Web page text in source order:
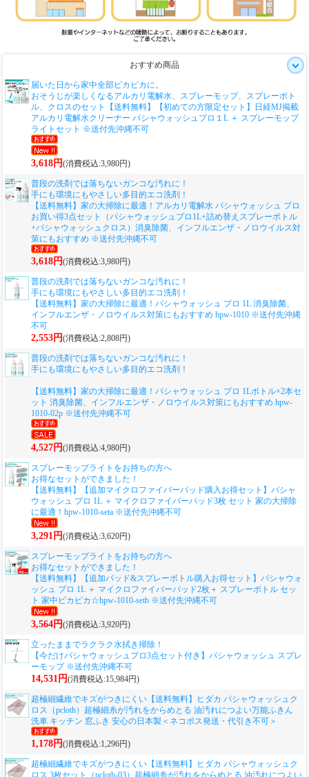
おすすめ商品
届いた日から家中全部ピカピカに。
おそうじが楽しくなるアルカリ電解水、スプレーモップ、スプレーボト
ル、クロスのセット
【送料無料】【初めての方限定セット】日経MJ掲載
アルカリ電解水クリーナー パシャウォッシュプロ１L ＋ スプレーモップ
ライトセット ※送付先沖縄不可
3,618円(消費税込:3,980円)
普段の洗剤では落ちないガンコな汚れに！
手にも環境にもやさしい多目的エコ洗剤！
【送料無料】家の大掃除に最適！アルカリ電解水 パシャウォッシュ プロ
お買い得3点セット（パシャウォッシュプロ1L+詰め替えスプレーボトル
+パシャウォッシュクロス）消臭除菌、インフルエンザ・ノロウイルス対
策にもおすすめ ※送付先沖縄不可
3,618円(消費税込:3,980円)
普段の洗剤では落ちないガンコな汚れに！
手にも環境にもやさしい多目的エコ洗剤！
【送料無料】家の大掃除に最適！パシャウォッシュ プロ 1L 消臭除菌、
インフルエンザ・ノロウイルス対策にもおすすめ hpw-1010 ※送付先沖縄
不可
2,553円(消費税込:2,808円)
普段の洗剤では落ちないガンコな汚れに！
手にも環境にもやさしい多目的エコ洗剤！
【送料無料】家の大掃除に最適！パシャウォッシュ プロ 1Lボトル×2本セ
ット 消臭除菌、インフルエンザ・ノロウイルス対策にもおすすめ hpw-
1010-02p ※送付先沖縄不可
4,527円(消費税込:4,980円)
スプレーモップライトをお持ちの方へ
お得なセットができました！
【送料無料】【追加マイクロファイバーパッド購入お得セット】パシャ
ウォッシュ プロ 1L ＋ マイクロファイバーパッド3枚 セット 家の大掃除
に最適！hpw-1010-seta ※送付先沖縄不可
3,291円(消費税込:3,620円)
スプレーモップライトをお持ちの方へ
お得なセットができました！
【送料無料】【追加パッド&スプレーボトル購入お得セット】パシャウォ
ッシュ プロ 1L ＋ マイクロファイバーパッド2枚＋ スプレーボトル セッ
ト 家中ピカピカ☆hpw-1010-setb ※送付先沖縄不可
3,564円(消費税込:3,920円)
立ったままでラクラク水拭き掃除！
【今だけパシャウォッシュプロ3点セット付き】パシャウォッシュ スプレ
ーモップ ※送付先沖縄不可
14,531円(消費税込:15,984円)
超極細繊維でキズがつきにくい 【送料無料】ヒダカ パシャウォッシュク
ロス（pcloth）超極細糸が汚れをからめとる 油汚れにつよい万能ふきん
洗車 キッチン 窓ふき 安心の日本製＜ネコポス発送・代引き不可＞
1,178円(消費税込:1,296円)
超極細繊維でキズがつきにくい 【送料無料】ヒダカ パシャウォッシュク
ロス 3枚セット（pcloth-03）超極細糸が汚れをからめとる 油汚れにつよい